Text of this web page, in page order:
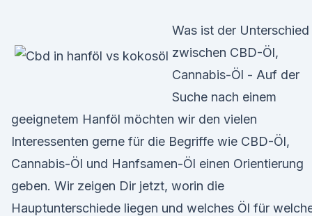
Was ist der Unterschied
zwischen CBD-Öl,
Cannabis-Öl - Auf der
Suche nach einem
geeignetem Hanföl möchten wir den vielen
Interessenten gerne für die Begriffe wie CBD-Öl,
Cannabis-Öl und Hanfsamen-Öl einen Orientierung
geben. Wir zeigen Dir jetzt, worin die
Hauptunterschiede liegen und welches Öl für